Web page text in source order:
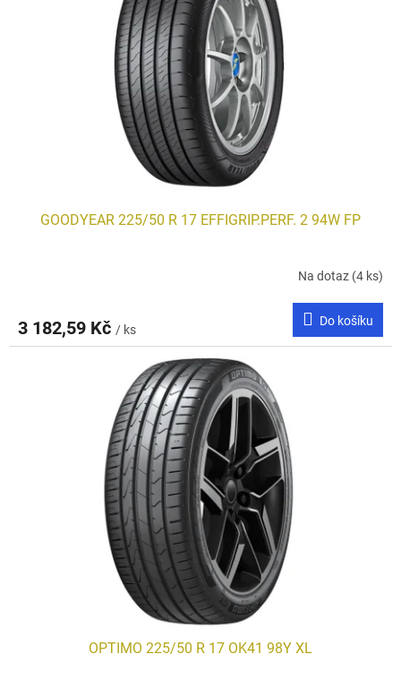
GOODYEAR 225/50 R 17 EFFIGRIP.PERF. 2 94W FP
Na dotaz (4 ks)
3 182,59 Kč / ks
Do košíku
OPTIMO 225/50 R 17 OK41 98Y XL